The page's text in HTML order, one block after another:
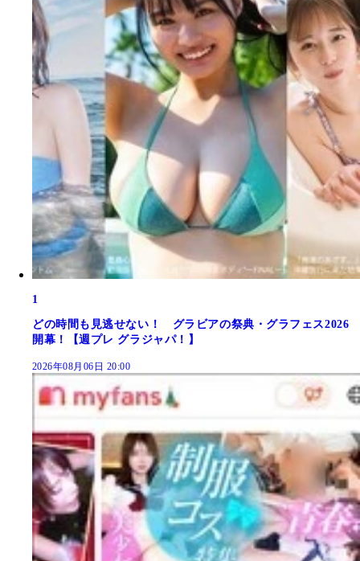
1
どの時間も見逃せない！ グラビアの祭典・グラフェス2026
開幕！【週プレ グラジャパ！】
2026年08月06日 20:00